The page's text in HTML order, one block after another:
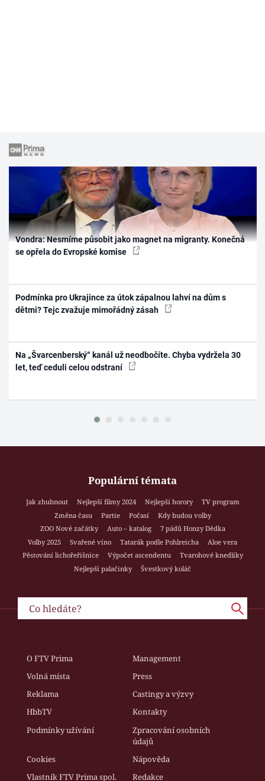
Vondra: Nesmíme působit jako magnet na migranty. Konečná
se opřela do Evropské komise
Podmínka pro Ukrajince za útok zápalnou lahví na dům s
dětmi? Tejc zvažuje mimořádný zásah
Na „Švarcenberský“ kanál už neodbočíte. Chyba vydržela 30
let, teď ceduli celou odstraní
Populární témata
Jak zhubnout Nejlepší filmy 2024 Nejlepší horory
TV program
Změna času
Partie Počasí
Kdy budou volby
ZOO Nové začátky
Auto – katalog
7 pádů Honzy Dědka
Volby 2025
Svařené víno Tatarák podle Pohlreicha
Aloe vera
Pěstování lichořeřišnice
Výpočet ascendentu
Tvarohové knedlíky
Nejlepší palačinky
Švestkový koláč
O FTV Prima
Management
Volná místa
Press
Reklama
Castingy a výzvy
HbbTV
Kontakty
Podmínky užívání
Zpracování osobních
údajů
Cookies
Nápověda
Vlastník FTV Prima spol.
Redakce